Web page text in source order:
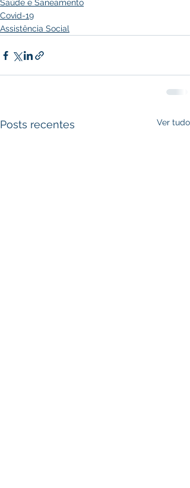
Saúde e Saneamento
Covid-19
Assistência Social
Posts recentes Ver tudo